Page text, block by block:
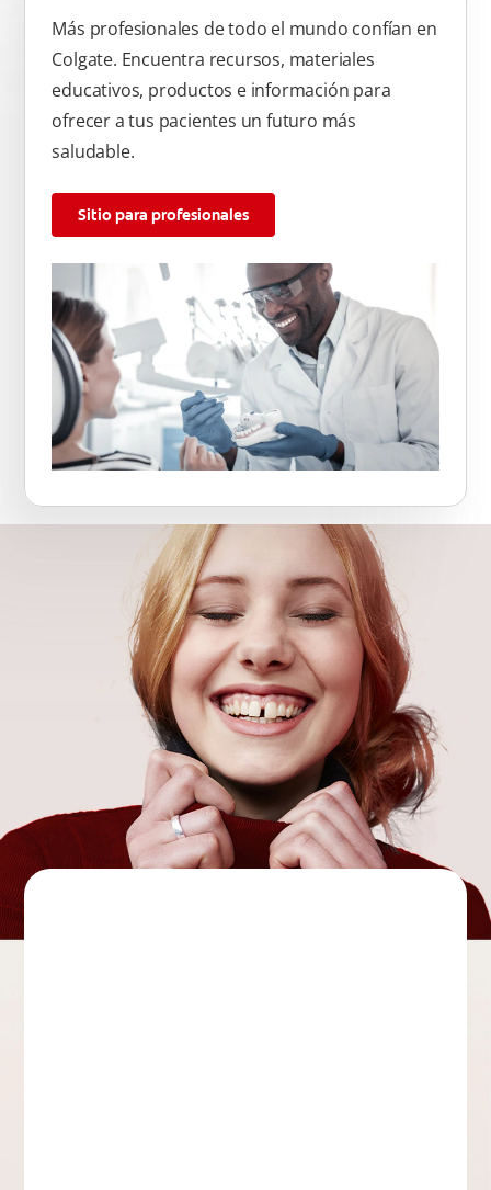
Más profesionales de todo el mundo confían en
Colgate. Encuentra recursos, materiales
educativos, productos e información para
ofrecer a tus pacientes un futuro más
saludable.
Sitio para profesionales